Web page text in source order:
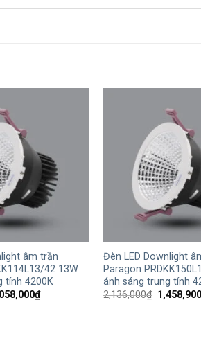
âm trần
42 13W
tính 4200K
₫Giá
hiện
Đèn LED Downlight
Paragon
ánh sáng trung tính
2,136,000₫ Giá
gốc